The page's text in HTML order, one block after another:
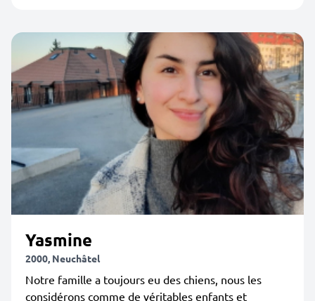
Yasmine
2000, Neuchâtel
Notre famille a toujours eu des chiens, nous les
considérons comme de véritables enfants et